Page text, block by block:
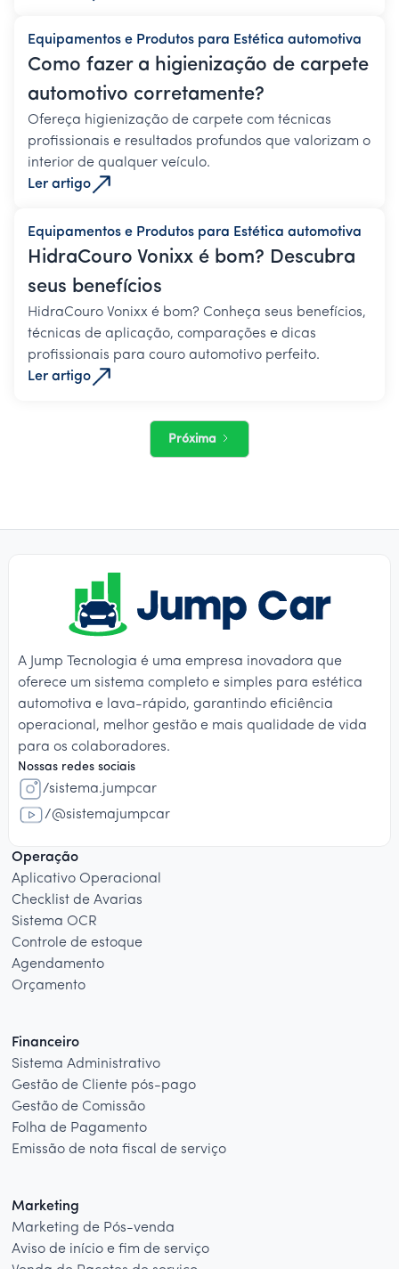
Equipamentos e Produtos para Estética automotiva
Como fazer a higienização de carpete
automotivo corretamente?
Ofereça higienização de carpete com técnicas
profissionais e resultados profundos que valorizam o
interior de qualquer veículo.
Ler artigo
Equipamentos e Produtos para Estética automotiva
HidraCouro Vonixx é bom? Descubra
seus benefícios
HidraCouro Vonixx é bom? Conheça seus benefícios,
técnicas de aplicação, comparações e dicas
profissionais para couro automotivo perfeito.
Ler artigo
Próxima
A Jump Tecnologia é uma empresa inovadora que
oferece um sistema completo e simples para estética
automotiva e lava-rápido, garantindo eficiência
operacional, melhor gestão e mais qualidade de vida
para os colaboradores.
Nossas redes sociais
/sistema.jumpcar
/@sistemajumpcar
Operação
Aplicativo Operacional
Checklist de Avarias
Sistema OCR
Controle de estoque
Agendamento
Orçamento
Financeiro
Sistema Administrativo
Gestão de Cliente pós-pago
Gestão de Comissão
Folha de Pagamento
Emissão de nota fiscal de serviço
Marketing
Marketing de Pós-venda
Aviso de início e fim de serviço